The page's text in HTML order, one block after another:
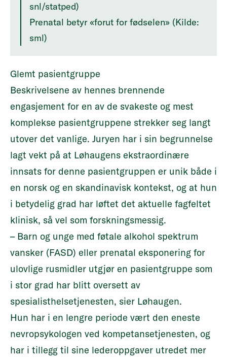
snl/statped)
Prenatal betyr «forut for fødselen» (Kilde:
sml)
Glemt pasientgruppe
Beskrivelsene av hennes brennende
engasjement for en av de svakeste og mest
komplekse pasientgruppene strekker seg langt
utover det vanlige. Juryen har i sin begrunnelse
lagt vekt på at Løhaugens ekstraordinære
innsats for denne pasientgruppen er unik både i
en norsk og en skandinavisk kontekst, og at hun
i betydelig grad har løftet det aktuelle fagfeltet
klinisk, så vel som forskningsmessig.
– Barn og unge med føtale alkohol spektrum
vansker (FASD) eller prenatal eksponering for
ulovlige rusmidler utgjør en pasientgruppe som
i stor grad har blitt oversett av
spesialisthelsetjenesten, sier Løhaugen.
Hun har i en lengre periode vært den eneste
nevropsykologen ved kompetansetjenesten, og
har i tillegg til sine lederoppgaver utredet mer